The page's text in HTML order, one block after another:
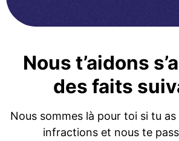
Nous t’aidons
des faits
Nous sommes là pour toi si tu as
infractions et nous te